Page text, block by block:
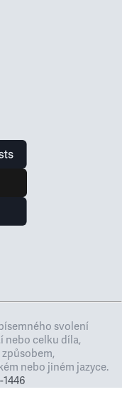
svolení
nebo celku díla,
nebo jiném jazyce.